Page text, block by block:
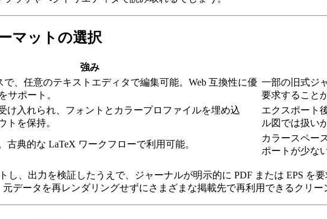
マットの選択
強み
、任意のテキストエディタで編集可能。Web 互換性に優
サポート。
一部の旧式ジ
要求すること
け入れられ、フォントとカラープロファイルを埋め込
トを保持。
エクスポート
ル図では扱い
古典的な LaTeX ワークフローで利用可能。
カラースペー
ポートが少ない
し、出力を検証したうえで、ジャーナルが明示的に PDF または EPS を
データを再レンダリングせずにさまざまな掲載先で再利用できるクリー